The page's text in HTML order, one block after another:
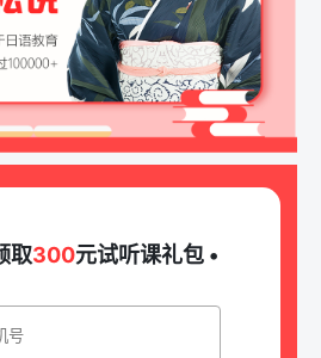
取300元试听课礼包 •